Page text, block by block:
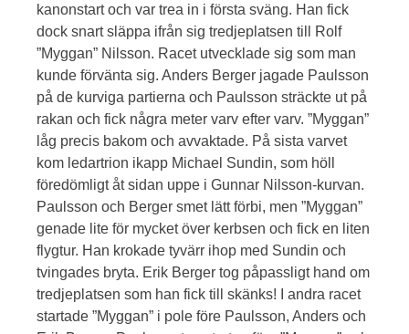
kanonstart och var trea in i första sväng. Han fick
dock snart släppa ifrån sig tredjeplatsen till Rolf
”Myggan” Nilsson. Racet utvecklade sig som man
kunde förvänta sig. Anders Berger jagade Paulsson
på de kurviga partierna och Paulsson sträckte ut på
rakan och fick några meter varv efter varv. ”Myggan”
låg precis bakom och avvaktade. På sista varvet
kom ledartrion ikapp Michael Sundin, som höll
föredömligt åt sidan uppe i Gunnar Nilsson-kurvan.
Paulsson och Berger smet lätt förbi, men ”Myggan”
genade lite för mycket över kerbsen och fick en liten
flygtur. Han krokade tyvärr ihop med Sundin och
tvingades bryta. Erik Berger tog påpassligt hand om
tredjeplatsen som han fick till skänks! I andra racet
startade ”Myggan” i pole före Paulsson, Anders och